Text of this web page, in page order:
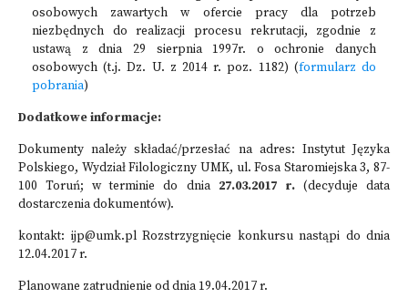
osobowych zawartych w ofercie pracy dla potrzeb
niezbędnych do realizacji procesu rekrutacji, zgodnie z
ustawą z dnia 29 sierpnia 1997r. o ochronie danych
osobowych (t.j. Dz. U. z 2014 r. poz. 1182) (formularz do
pobrania)
Dodatkowe informacje:
Dokumenty należy składać/przesłać na adres: Instytut Języka
Polskiego, Wydział Filologiczny UMK, ul. Fosa Staromiejska 3, 87-
100 Toruń; w terminie do dnia 27.03.2017 r.(decyduje data
dostarczenia dokumentów).
kontakt: ijp@umk.pl Rozstrzygnięcie konkursu nastąpi do dnia
12.04.2017 r.
Planowane zatrudnienie od dnia 19.04.2017 r.